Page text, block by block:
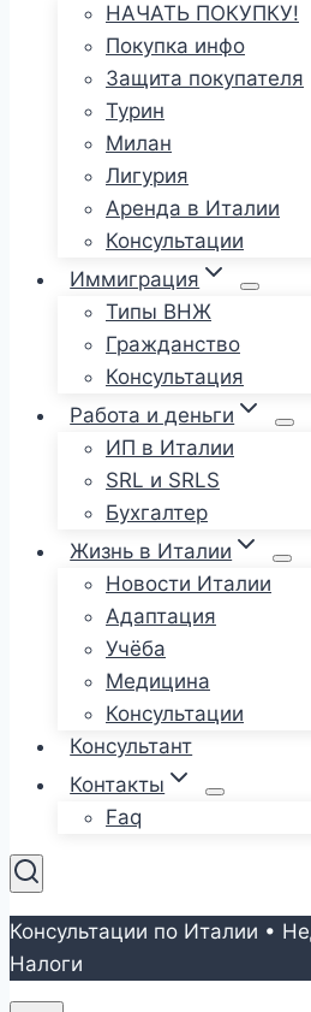
НАЧАТЬ ПОКУПКУ!
Покупка инфо
Защита покупателя
Турин
Милан
Лигурия
Аренда в Италии
Консультации
Иммиграция
Типы ВНЖ
Гражданство
Консультация
Работа и деньги
ИП в Италии
SRL и SRLS
Бухгалтер
Жизнь в Италии
Новости Италии
Адаптация
Учёба
Медицина
Консультации
Консультант
Контакты
Faq
Консультации по Италии •
Налоги